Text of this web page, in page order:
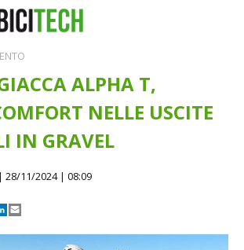
ALPHA T,
NELLE USCITE
IN GRAVEL
| 28/11/2024 | 08:09